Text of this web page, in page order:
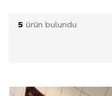
5 ürün bulundu